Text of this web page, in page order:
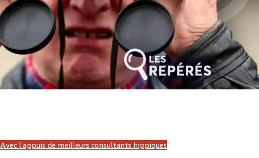
Avec l'appuis de meilleurs consultants hippiques